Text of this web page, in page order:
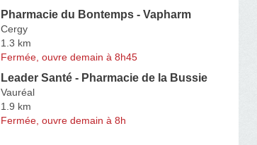
Pharmacie du Bontemps - Vapharm
Cergy
1.3 km
Fermée, ouvre demain à 8h45
Leader Santé - Pharmacie de la Bussie
Vauréal
1.9 km
Fermée, ouvre demain à 8h